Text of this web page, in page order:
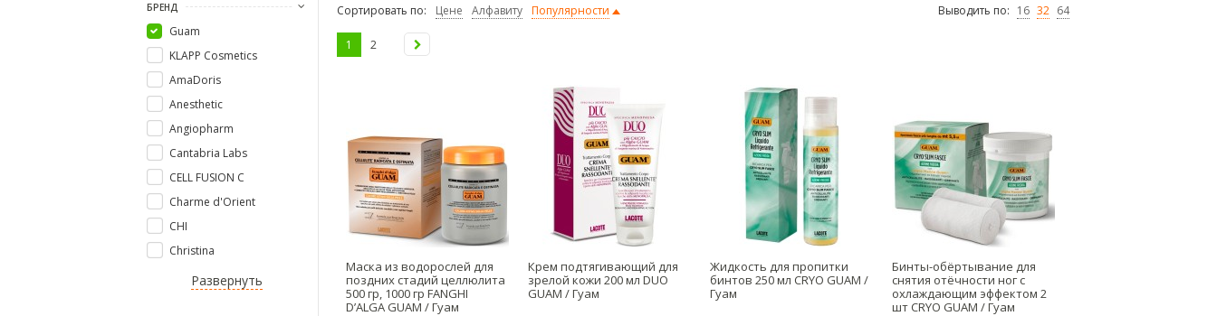
БРЕНД
Guam
KLAPP Cosmetics
AmaDoris
Anesthetic
Angiopharm
Cantabria Labs
CELL FUSION C
Charme d'Orient
CHI
Christina
Развернуть
Сортировать по: Цене Алфавиту Популярности Выводить по: 16 32 64
1 2
Маска из водорослей для
поздних стадий целлюлита
500 гр, 1000 гр FANGHI
D’ALGA GUAM / Гуам
Крем подтягивающий для
зрелой кожи 200 мл DUO
GUAM / Гуам
Жидкость для пропитки
бинтов 250 мл CRYO GUAM /
Гуам
Бинты-обёртывание для
снятия отёчности ног с
охлаждающим эффектом 2
шт CRYO GUAM / Гуам